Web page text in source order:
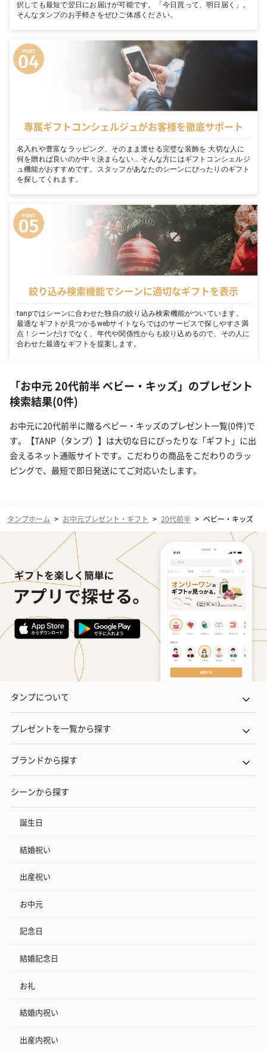
択しても最短で翌日にお届けが可能です。「今日買って、明日届く」。
そんなタンプのお手軽さをぜひご体感ください。
専属ギフトコンシェルジュがお客様を徹底サポート
名入れや豊富なラッピング、そのまま渡せる完璧な装飾を 大切な人に
何を贈れば良いのか中々決まらない… そんな方にはギフトコンシェルジ
ュ機能がおすすめです。スタッフがあなたのシーンにぴったりのギフト
を探してくれます。
絞り込み検索機能でシーンに適切なギフトを表示
tanpではシーンに合わせた独自の絞り込み検索機能がついています。
最適なギフトが見つかるwebサイトならではのサービスで探しやすさ満
点！シーンだけでなく、年代や関係性からも絞り込めるので、その人に
合わせた最適なギフトを提案します。
「お中元 20代前半 ベビー・キッズ」のプレゼント
検索結果(0件)
お中元に20代前半に贈るベビー・キッズのプレゼント一覧(0件)で
す。【TANP（タンプ）】は大切な日にぴったりな「ギフト」に出
会えるネット通販サイトです。こだわりの商品をこだわりのラッ
ピングで、最短で即日発送にてご対応いたします。
タンプホーム > お中元プレゼント・ギフト > 20代前半 > ベビー・キッズ
タンプについて
プレゼントを一覧から探す
ブランドから探す
シーンから探す
誕生日
結婚祝い
出産祝い
お中元
記念日
結婚記念日
お礼
結婚内祝い
出産内祝い